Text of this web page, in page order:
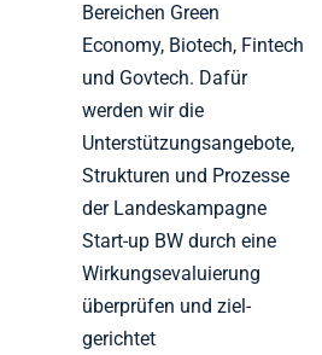
Bereichen Green
Economy, Biotech, Fintech
und Govtech. Dafür
werden wir die
Unterstützungsangebote,
Strukturen und Prozesse
der Landeskampagne
Start-up BW durch eine
Wirkungsevaluierung
überprüfen und ziel-
gerichtet